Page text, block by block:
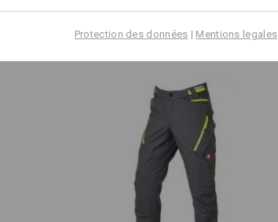
Cliquez sur le
Fiche
Personnalisation :
Pantalon à taille élastique
e.s.ambition
Protection des données | Mentions legales